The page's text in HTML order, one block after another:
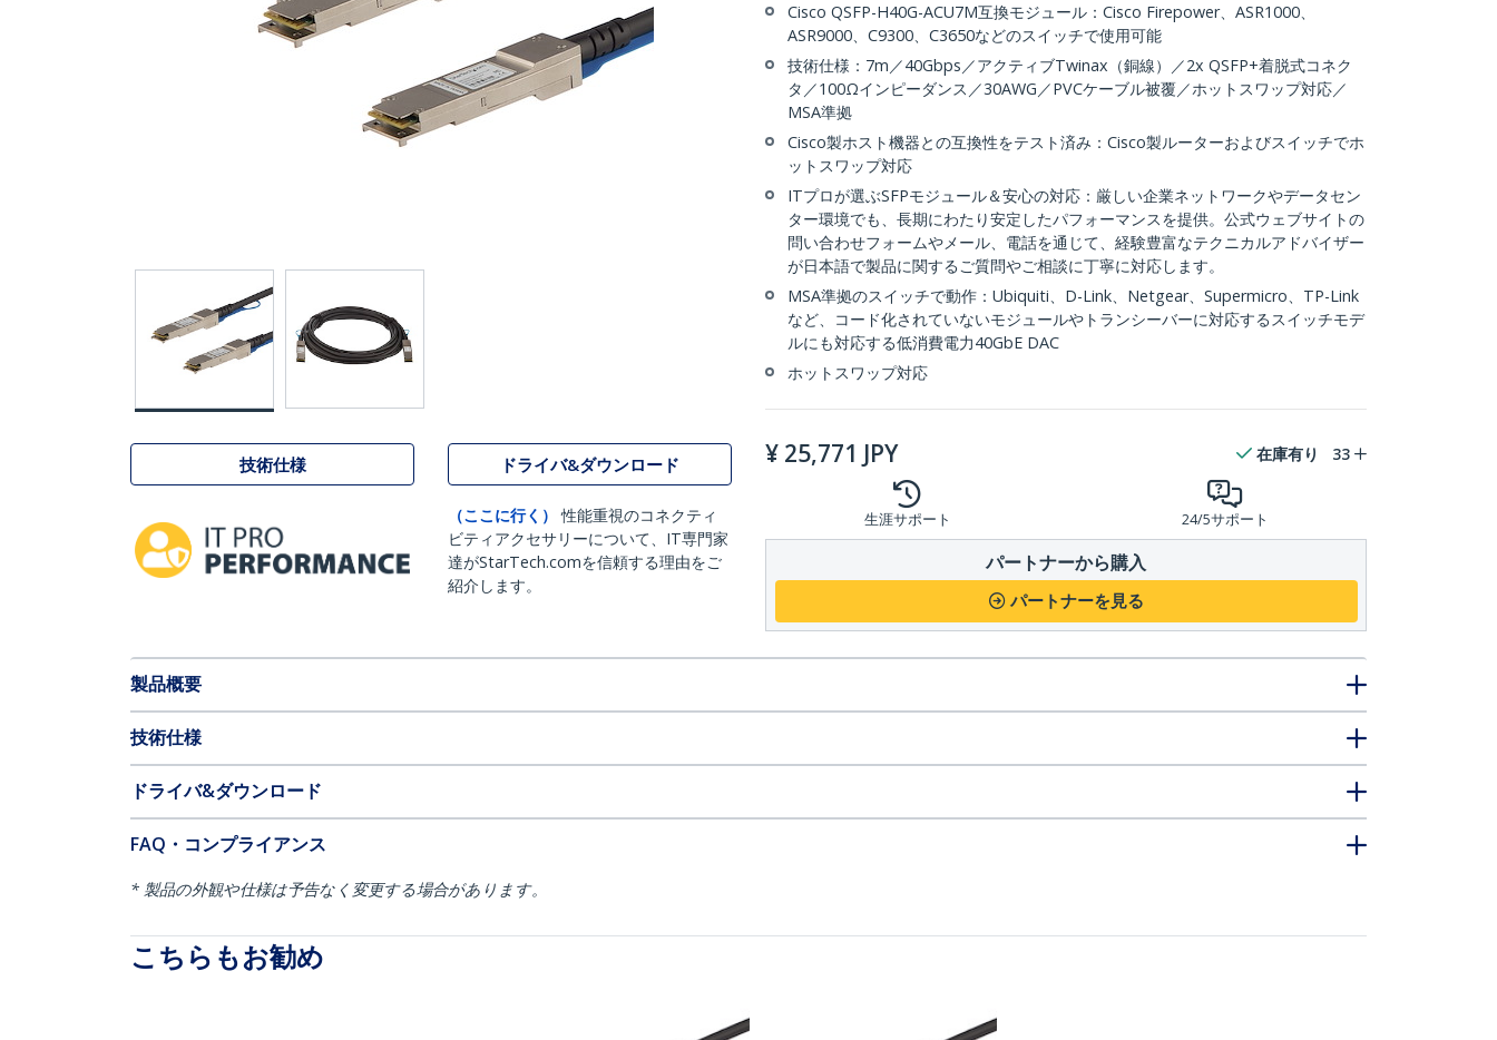
技術仕様 ドライバ&ダウンロード
（ここに行く）
性能重視のコネクティ
ビティアクセサリーについて、IT専門家
達がStarTech.comを信頼する理由をご
紹介します。
Cisco QSFP-H40G-ACU7M互換モジュール：Cisco Firepower、ASR1000、
ASR9000、C9300、C3650などのスイッチで使用可能
技術仕様：7m／40Gbps／アクティブTwinax（銅線）／2x QSFP+着脱式コネク
タ／100Ωインピーダンス／30AWG／PVCケーブル被覆／ホットスワップ対応／
MSA準拠
Cisco製ホスト機器との互換性をテスト済み：Cisco製ルーターおよびスイッチでホ
ットスワップ対応
ITプロが選ぶSFPモジュール＆安心の対応：厳しい企業ネットワークやデータセン
ター環境でも、長期にわたり安定したパフォーマンスを提供。公式ウェブサイトの
問い合わせフォームやメール、電話を通じて、経験豊富なテクニカルアドバイザー
が日本語で製品に関するご質問やご相談に丁寧に対応します。
MSA準拠のスイッチで動作：Ubiquiti、D-Link、Netgear、Supermicro、TP-Link
など、コード化されていないモジュールやトランシーバーに対応するスイッチモデ
ルにも対応する低消費電力40GbE DAC
ホットスワップ対応
¥ 25,771 JPY 在庫有り 33
生涯サポート 24/5サポート
パートナーから購入
パートナーを見る
製品概要
技術仕様
ドライバ&ダウンロード
FAQ・コンプライアンス
* 製品の外観や仕様は予告なく変更する場合があります。
こちらもお勧め